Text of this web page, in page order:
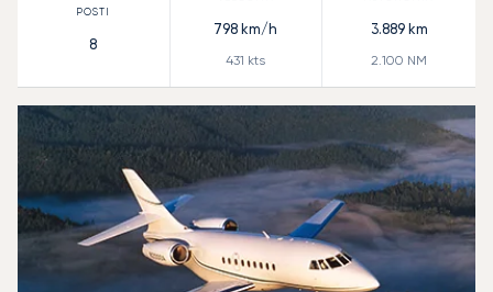
8
798 km/h
431 kts
3.889km
2.100 NM